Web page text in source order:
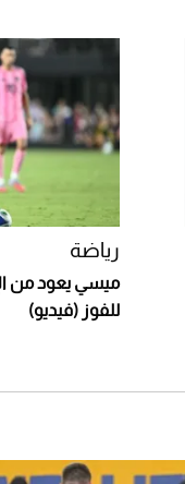
رياضة
ميسي يعود من
للفوز (فيديو)